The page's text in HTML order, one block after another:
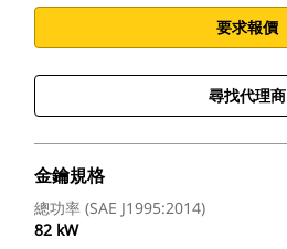
要求報價
尋找代理商
金鑰規格
總功率 (SAE J1995:2014)
82 kW